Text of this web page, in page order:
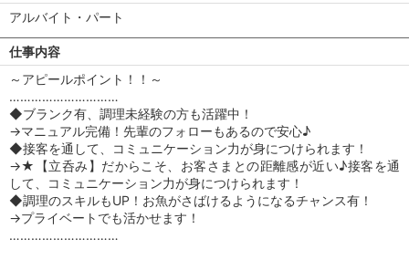
アルバイト・パート
仕事内容
～アピールポイント！！～
…………………………
◆ブランク有、調理未経験の方も活躍中！
→マニュアル完備！先輩のフォローもあるので安心♪
◆接客を通して、コミュニケーション力が身につけられます！
→★【立呑み】だからこそ、お客さまとの距離感が近い♪接客を通
して、コミュニケーション力が身につけられます！
◆調理のスキルもUP！お魚がさばけるようになるチャンス有！
→プライベートでも活かせます！
…………………………